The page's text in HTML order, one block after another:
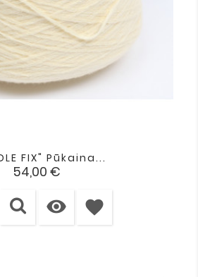
FIX" Pūkaina...
Cena
54,00 €
 favorite